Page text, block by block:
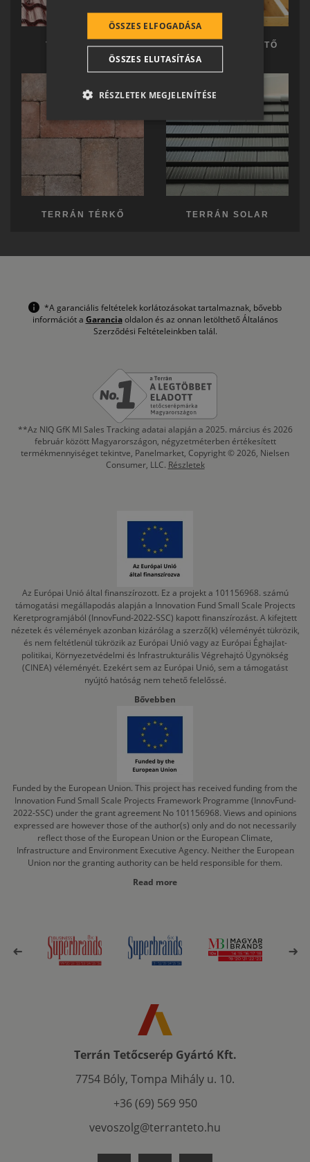
TERRÁN TETŐ TERRÁN KÉSZTETŐ
TERRÁN TÉRKŐ TERRÁN SOLAR
*A garanciális feltételek korlátozásokat tartalmaznak, bővebb
információt a Garanciaoldalon és az onnan letölthető Általános
Szerződési Feltételeinkben talál.
**Az NIQ GfK MI Sales Tracking adatai alapján a 2025. március és 2026
február között Magyarországon, négyzetméterben értékesített
termékmennyiséget tekintve, Panelmarket, Copyright © 2026, Nielsen
Consumer, LLC. Részletek
Az Európai Unió által finanszírozott. Ez a projekt a 101156968. számú
támogatási megállapodás alapján a Innovation Fund Small Scale Projects
Keretprogramjából (InnovFund-2022-SSC) kapott finanszírozást. A kifejtett
nézetek és vélemények azonban kizárólag a szerző(k) véleményét tükrözik,
és nem feltétlenül tükrözik az Európai Unió vagy az Európai Éghajlat-
politikai, Környezetvédelmi és Infrastrukturális Végrehajtó Ügynökség
(CINEA) véleményét. Ezekért sem az Európai Unió, sem a támogatást
nyújtó hatóság nem tehető felelőssé.
Bővebben
Funded by the European Union. This project has received funding from the
Innovation Fund Small Scale Projects Framework Programme (InnovFund-
2022-SSC) under the grant agreement No 101156968. Views and opinions
expressed are however those of the author(s) only and do not necessarily
reflect those of the European Union or the European Climate,
Infrastructure and Environment Executive Agency. Neither the European
Union nor the granting authority can be held responsible for them.
Read more
Terrán Tetőcserép Gyártó Kft.
7754 Bóly, Tompa Mihály u. 10.
+36 (69) 569 950
vevoszolg@terranteto.hu
CROATIAN
SR
RO-HU
ITALIAN
ÖSSZES ELFOGADÁSA
ÖSSZES ELUTASÍTÁSA
RÉSZLETEK MEGJELENÍTÉSE